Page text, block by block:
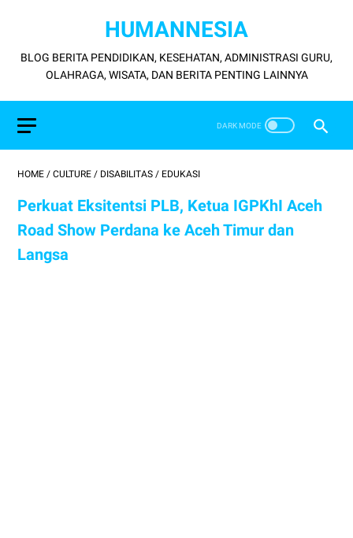
HUMANNESIA
BLOG BERITA PENDIDIKAN, KESEHATAN, ADMINISTRASI GURU,
OLAHRAGA, WISATA, DAN BERITA PENTING LAINNYA
HOME / CULTURE / DISABILITAS / EDUKASI
Perkuat Eksitentsi PLB, Ketua IGPKhI Aceh
Road Show Perdana ke Aceh Timur dan
Langsa